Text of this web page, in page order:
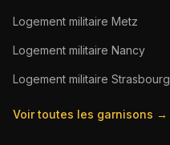
Logement militaire Metz
Logement militaire Nancy
Logement militaire Strasbourg
Voir toutes les garnisons →